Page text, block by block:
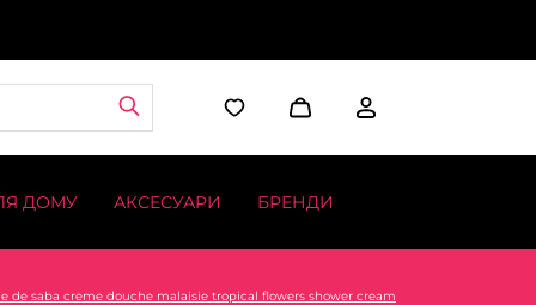
ДОМУ АКСЕСУАРИ БРЕНДИ
de saba creme douche malaisie tropical flowers shower cream